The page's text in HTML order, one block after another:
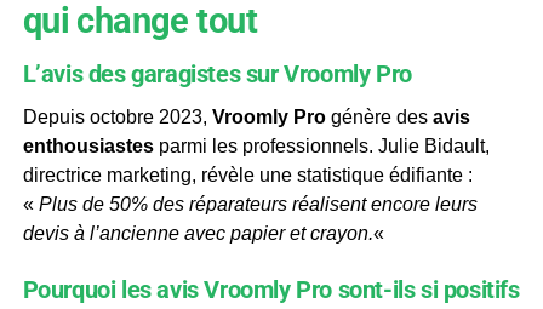
qui change tout
L’avis des garagistes sur Vroomly Pro
Depuis octobre 2023, Vroomly Progénère des avis
enthousiastesparmi les professionnels. Julie Bidault,
directrice marketing, révèle une statistique édifiante :
« Plus de 50% des réparateurs réalisent encore leurs
devis à l’ancienne avec papier et crayon.«
Pourquoi les avis Vroomly Pro sont-ils si positifs